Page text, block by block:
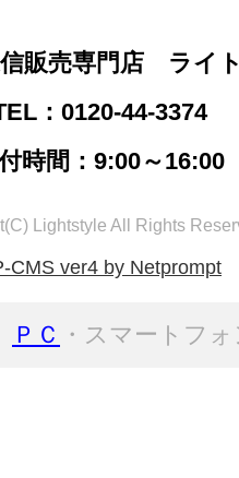
信販売専門店 ライ
：0120-44-3374
時間：9:00～16:00
Lightstyle All Rights
CMS ver4 by Netprompt
ＰＣ ・スマートフ